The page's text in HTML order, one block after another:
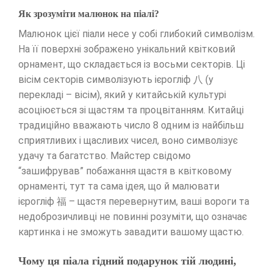
Як зрозуміти малюнок на піалі?
Малюнок цієї піали несе у собі глибокий символізм.
На її поверхні зображено унікальний квітковий
орнамент, що складається із восьми секторів. Ці
вісім секторів символізують ієрогліф 八 (у
перекладі – вісім), який у китайській культурі
асоціюється зі щастям та процвітанням. Китайці
традиційно вважають число 8 одним із найбільш
сприятливих і щасливих чисел, воно символізує
удачу та багатство. Майстер свідомо
“зашифрував” побажання щастя в квітковому
орнаменті, тут та сама ідея, що й малювати
ієрогліф 福 – щастя перевернутим, ваші вороги та
недоброзичливці не повинні розуміти, що означає
картинка і не зможуть завадити вашому щастю.
Чому ця піала гідний подарунок тій людині,